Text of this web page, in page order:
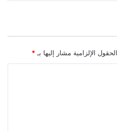
الحقول الإلزامية مشار إليها بـ *